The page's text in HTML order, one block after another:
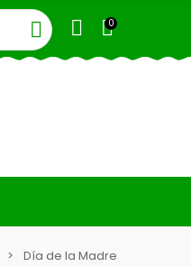
0
Día de la Madre